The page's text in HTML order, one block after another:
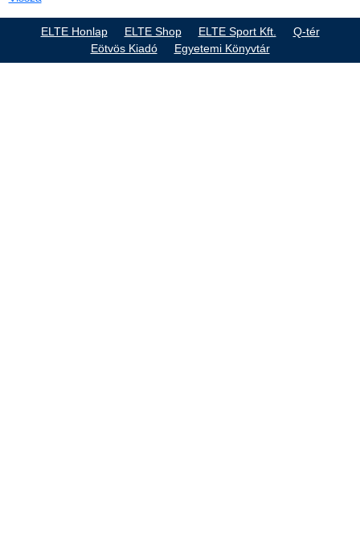
ELTE Honlap ELTE Shop ELTE Sport Kft.
Q-tér
Eötvös Kiadó
Egyetemi Könyvtár